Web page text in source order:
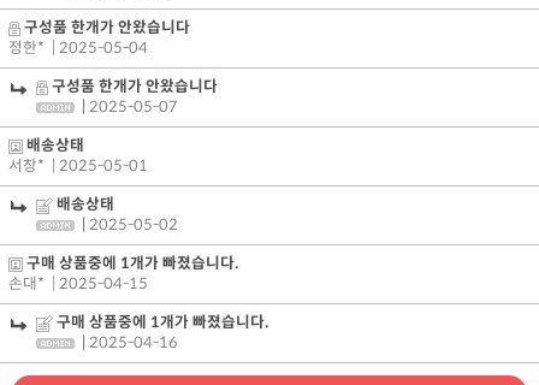
구성품 한개가 안왔습니다
정한*
| 2025-05-04
구성품 한개가 안왔습니다
2025-05-07
배송상태
서창*
| 2025-05-01
배송상태
2025-05-02
구매 상품중에 1개가 빠졌습니다.
손대*
| 2025-04-15
구매 상품중에 1개가 빠졌습니다.
2025-04-16